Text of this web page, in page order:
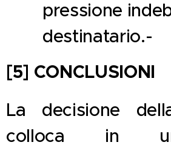
pressione
destinatario.-
[5] CONCLUSIONI
La decisione
colloca in